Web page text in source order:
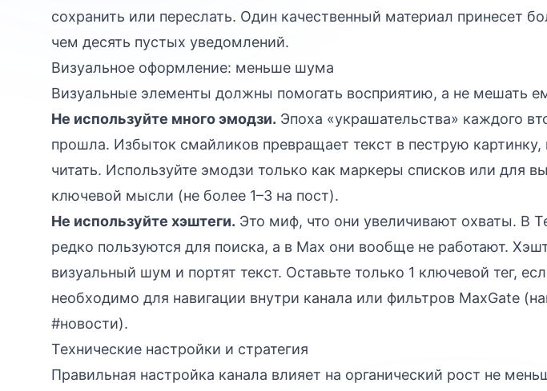
сохранить или переслать. Один качественный материал принесет
чем десять пустых уведомлений.
Визуальное оформление: меньше шума
Визуальные элементы должны помогать восприятию, а не мешать
Не используйте много эмодзи. Эпоха «украшательства» каждого
прошла. Избыток смайликов превращает текст в пеструю картинку,
читать. Используйте эмодзи только как маркеры списков или для
ключевой мысли (не более 1–3 на пост).
Не используйте хэштеги. Это миф, что они увеличивают охваты. В
редко пользуются для поиска, а в Max они вообще не работают.
визуальный шум и портят текст. Оставьте только 1 ключевой тег,
необходимо для навигации внутри канала или фильтров MaxGate
#новости).
Технические настройки и стратегия
Правильная настройка канала влияет на органический рост не